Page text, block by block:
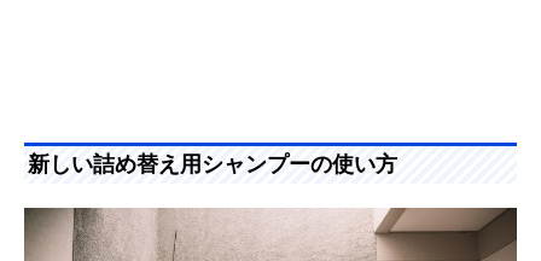
新しい詰め替え用シャンプーの使い方